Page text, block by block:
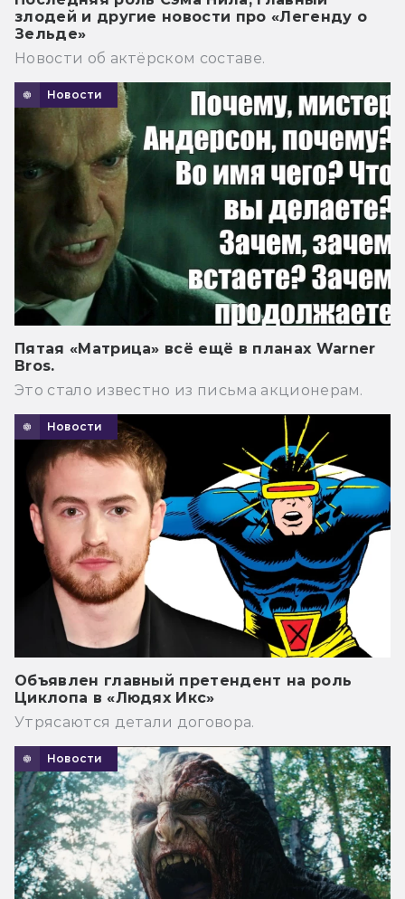
злодей и другие новости про «Легенду о
Зельде»
Новости об актёрском составе.
Новости
Пятая «Матрица» всё ещё в планах Warner
Bros.
Это стало известно из письма акционерам.
Новости
Объявлен главный претендент на роль
Циклопа в «Людях Икс»
Утрясаются детали договора.
Новости